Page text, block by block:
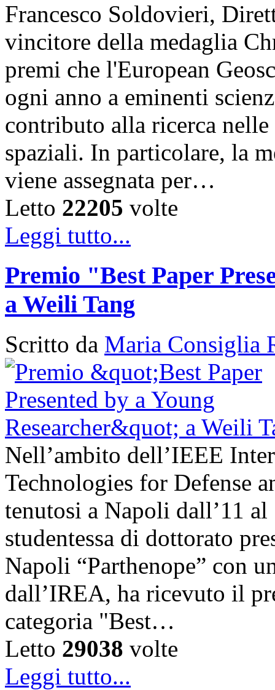
Francesco Soldovieri,
vincitore della medaglia
premi che l'European
ogni anno a eminenti
contributo alla ricerca nelle
spaziali. In particolare, la
viene assegnata per…
Letto 22205 volte
Leggi tutto...
Premio "Best Paper
a Weili Tang
Scritto da Maria Consiglia
Nell’ambito dell’IEEE
Technologies for Defense
tenutosi a Napoli dall’11
studentessa di dottorato
Napoli “Parthenope” con
dall’IREA, ha ricevuto il
categoria "Best…
Letto 29038 volte
Leggi tutto...